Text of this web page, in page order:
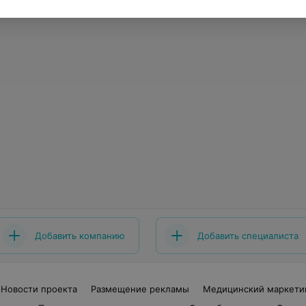
Добавить компанию Добавить специалиста
Новости проекта Размещение рекламы
Медицинский